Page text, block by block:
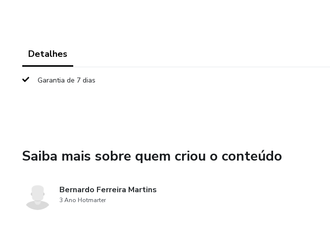
Detalhes
Garantia de 7 dias
Saiba mais sobre quem criou o conteúdo
Bernardo Ferreira Martins
3 Ano Hotmarter